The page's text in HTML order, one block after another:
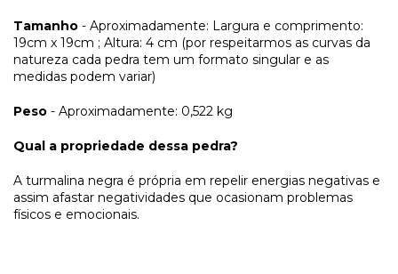
Tamanho - Aproximadamente: Largura e comprimento:
19cm x 19cm ; Altura: 4 cm (por respeitarmos as curvas da
natureza cada pedra tem um formato singular e as
medidas podem variar)
Peso - Aproximadamente: 0,522 kg
Qual a propriedade dessa pedra?
A turmalina negra é própria em repelir energias negativas e
assim afastar negatividades que ocasionam problemas
físicos e emocionais.